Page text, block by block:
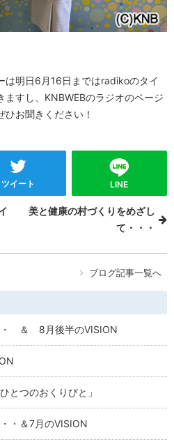
は明日6月16日まではradikoのタイ
ますし、KNBWEBのラジオのページ
お聞きください！
ツイート LINE
美と健康の村づくりをめざし
て・・・
ブログ記事一覧へ
・ ＆ 8月後半のVISION
つのおくりびと」
・＆7月のVISION